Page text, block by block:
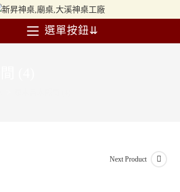
選單按鈕⇊
Next Product